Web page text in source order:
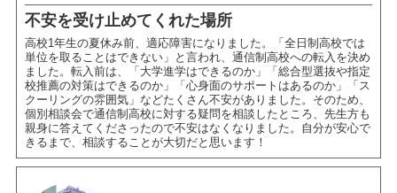
不安を受け止めてくれた場所
高校1年生の夏休み前、適応障害になりました。「全日制高校では
単位を取ることはできない」と言われ、通信制高校への転入を決め
ました。転入前は、「大学進学はできるのか」「総合型選抜や指定
校推薦の対策はできるのか」「心身面のサポートはあるのか」「ス
クーリングの雰囲気」などたくさん不安がありました。そのため、
個別相談会で通信制高校に対する疑問を相談したところ、先生方も
親身に答えてくださったので不安はなくなりました。自分が安心で
きるまで、相談することが大切だと思います！